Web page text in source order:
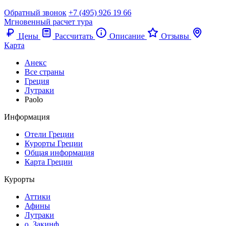
Обратный звонок +7 (495) 926 19 66
Мгновенный расчет тура
Цены
Рассчитать Описание
Отзывы
Карта
Анекс
Все страны
Греция
Лутраки
Paolo
Информация
Отели Греции
Курорты Греции
Общая информация
Карта Греции
Курорты
Аттики
Афины
Лутраки
о. Закинф